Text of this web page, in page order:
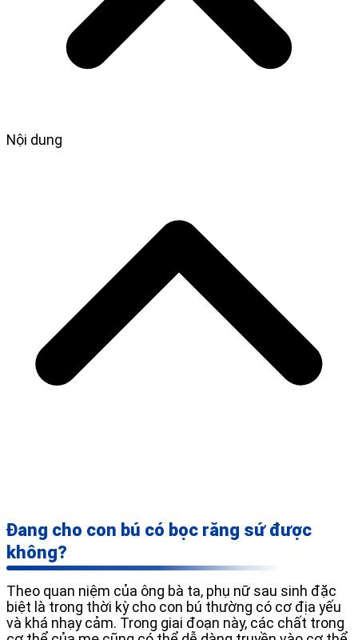
Nội dung
Đang cho con bú có bọc răng sứ được
không?
Theo quan niệm của ông bà ta, phụ nữ sau sinh đặc
biệt là trong thời kỳ cho con bú thường có cơ địa yếu
và khá nhạy cảm. Trong giai đoạn này, các chất trong